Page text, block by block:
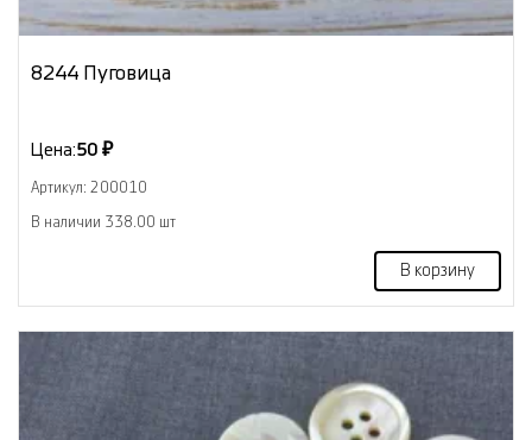
8244 Пуговица
Цена:50 ₽
Артикул: 200010
В наличии 338.00 шт
В корзину